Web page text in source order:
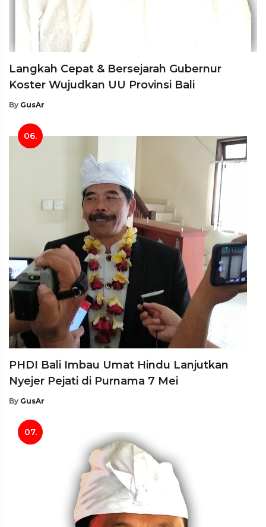
Langkah Cepat & Bersejarah Gubernur
Koster Wujudkan UU Provinsi Bali
By GusAr
06.
PHDI Bali Imbau Umat Hindu Lanjutkan
Nyejer Pejati di Purnama 7 Mei
By GusAr
07.